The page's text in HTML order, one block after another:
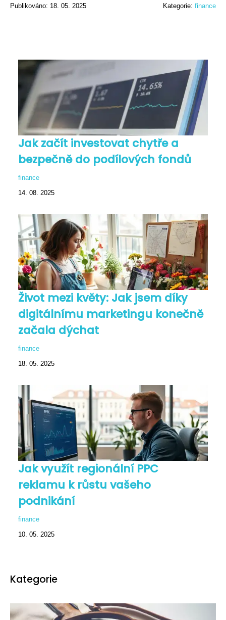
Publikováno: 18. 05. 2025 Kategorie: finance
Jak začít investovat chytře a
bezpečně do podílových fondů
finance
14. 08. 2025
Život mezi květy: Jak jsem díky
digitálnímu marketingu konečně
začala dýchat
finance
18. 05. 2025
Jak využít regionální PPC
reklamu k růstu vašeho
podnikání
finance
10. 05. 2025
Kategorie